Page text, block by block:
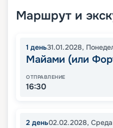
Маршрут и
1 день31.01.2028,
Майами (или
ОТПРАВЛЕНИЕ
16:30
2 день02.02.2028, Среда